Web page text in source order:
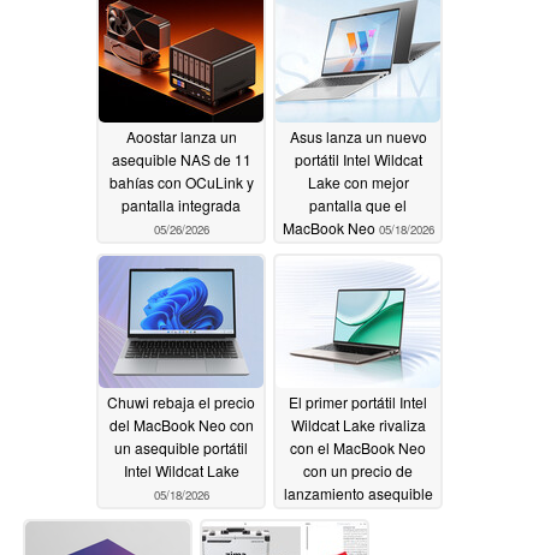
06/02/2026
Aoostar lanza un
asequible NAS de 11
bahías con OCuLink y
pantalla integrada
05/26/2026
Asus lanza un nuevo
portátil Intel Wildcat
Lake con mejor
pantalla que el
MacBook Neo 05/18/2026
Chuwi rebaja el precio
del MacBook Neo con
un asequible portátil
Intel Wildcat Lake
05/18/2026
El primer portátil Intel
Wildcat Lake rivaliza
con el MacBook Neo
con un precio de
lanzamiento asequible